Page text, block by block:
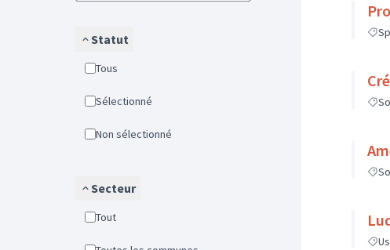
Statut
Tous
Sélectionné
Non sélectionné
Secteur
Tout